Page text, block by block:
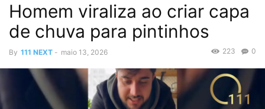
Homem viraliza ao criar capa
de chuva para pintinhos
By 111 NEXT - maio 13, 2026 0
223